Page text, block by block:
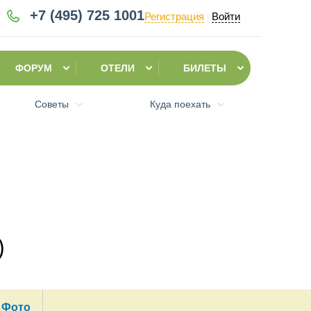
+7 (495) 725 1001Регистрация Войти
ФОРУМ ОТЕЛИ БИЛЕТЫ
Советы Куда поехать
Фото